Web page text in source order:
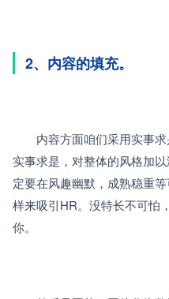
2、内容的填充。
内容方面咱们采用实事求
实事求是，对整体的风格加
定要在风趣幽默，成熟稳重
样来吸引HR。没特长不可怕
你。